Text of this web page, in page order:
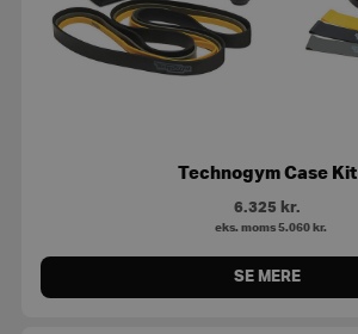
Technogym Case Kit
6.325 kr.
eks. moms 5.060 kr.
SE MERE